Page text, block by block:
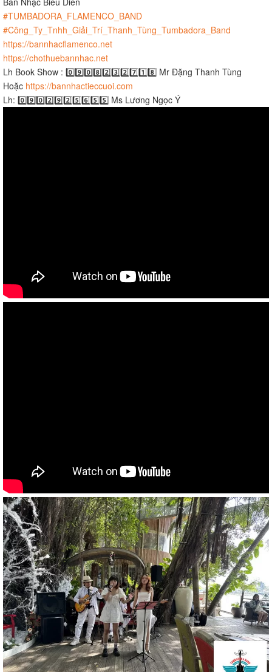
#TUMBADORA_FLAMENCO_BAND​​​
#Công_Ty_Tnhh_Giải_Trí_Thanh_Tùng_Tumbadora_Band​​​
https://bannhacflamenco.net​​​
https://chothuebannhac.net​​​
Lh Book Show : 0️⃣9️⃣0️⃣8️⃣2️⃣3️⃣2️⃣7️⃣1️⃣8️⃣ Mr Đặng Thanh Tùng
Hoặc https://bannhactieccuoi.com​​​
Lh: 0️⃣9️⃣0️⃣2️⃣9️⃣2️⃣5️⃣6️⃣5️⃣5️⃣ Ms Lương Ngọc Ý